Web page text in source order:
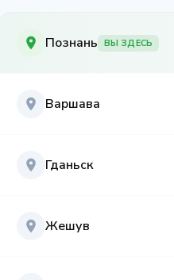
Познань ВЫ ЗДЕСЬ
Варшава
Гданьск
Жешув